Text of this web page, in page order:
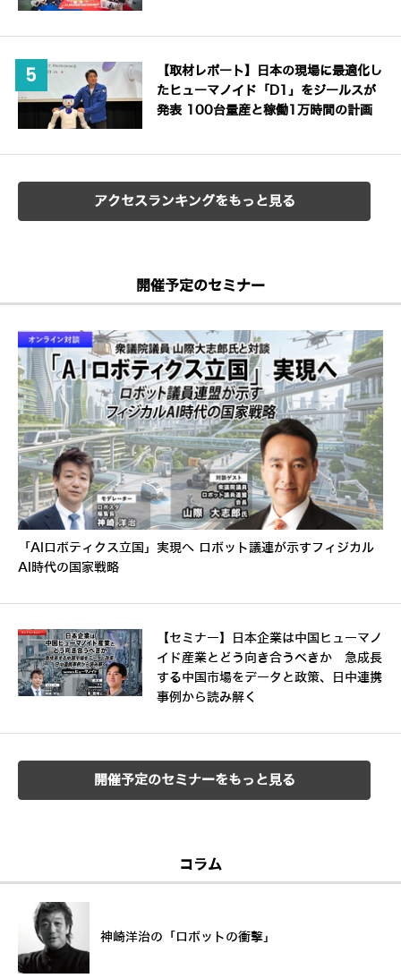
【取材レポート】日本の現場に最適化し
たヒューマノイド「D1」をジールスが
発表 100台量産と稼働1万時間の計画
アクセスランキングをもっと見る
開催予定のセミナー
「AIロボティクス立国」実現へ ロボット議連が示すフィジカル
AI時代の国家戦略
【セミナー】日本企業は中国ヒューマノ
イド産業とどう向き合うべきか 急成長
する中国市場をデータと政策、日中連携
事例から読み解く
開催予定のセミナーをもっと見る
コラム
神崎洋治の「ロボットの衝撃」